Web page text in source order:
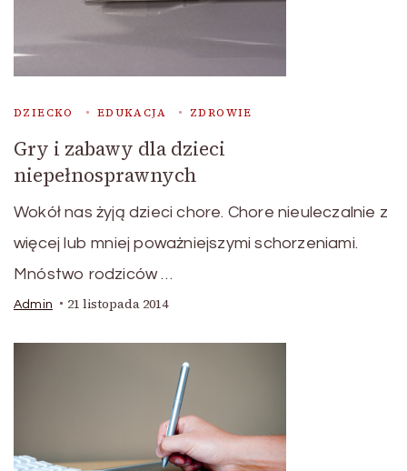
DZIECKO EDUKACJA ZDROWIE
Gry i zabawy dla dzieci
niepełnosprawnych
Wokół nas żyją dzieci chore. Chore nieuleczalnie z
więcej lub mniej poważniejszymi schorzeniami.
Mnóstwo rodziców …
Admin 21 listopada 2014